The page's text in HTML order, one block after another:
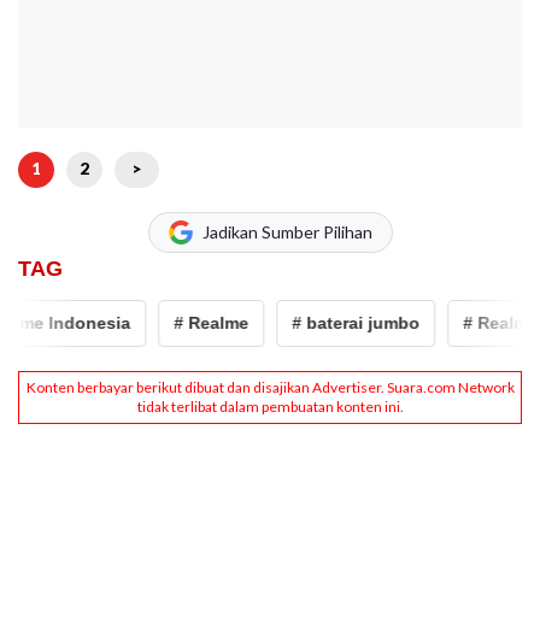
1 2 >
Jadikan Sumber Pilihan
TAG
Indonesia # Realme # baterai jumbo # Realme 14